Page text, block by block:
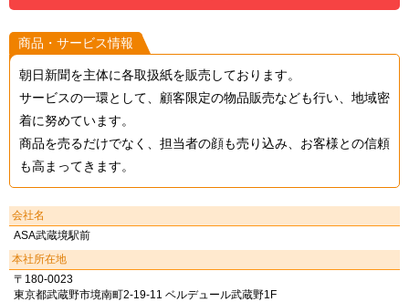
商品・サービス情報
朝日新聞を主体に各取扱紙を販売しております。
サービスの一環として、顧客限定の物品販売なども行い、地域密
着に努めています。
商品を売るだけでなく、担当者の顔も売り込み、お客様との信頼
も高まってきます。
会社名
ASA武蔵境駅前
本社所在地
〒180-0023
東京都武蔵野市境南町2-19-11 ベルデュール武蔵野1F